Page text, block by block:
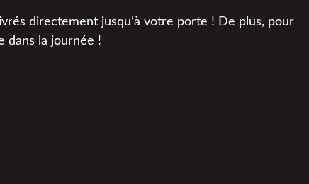
directement jusqu’à votre porte ! De plus, pour
dans la journée !